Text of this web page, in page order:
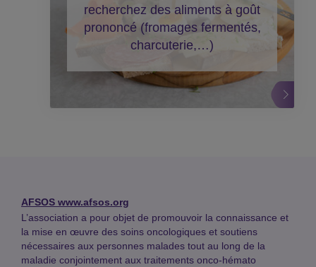
recherchez des aliments à goût
prononcé (fromages fermentés,
charcuterie,…)
AFSOS www.afsos.org
L’association a pour objet de promouvoir la connaissance et
la mise en œuvre des soins oncologiques et soutiens
nécessaires aux personnes malades tout au long de la
maladie conjointement aux traitements onco-hémato